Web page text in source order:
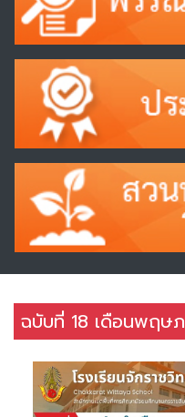
ฉบับที่ 18 เดือนพฤษ